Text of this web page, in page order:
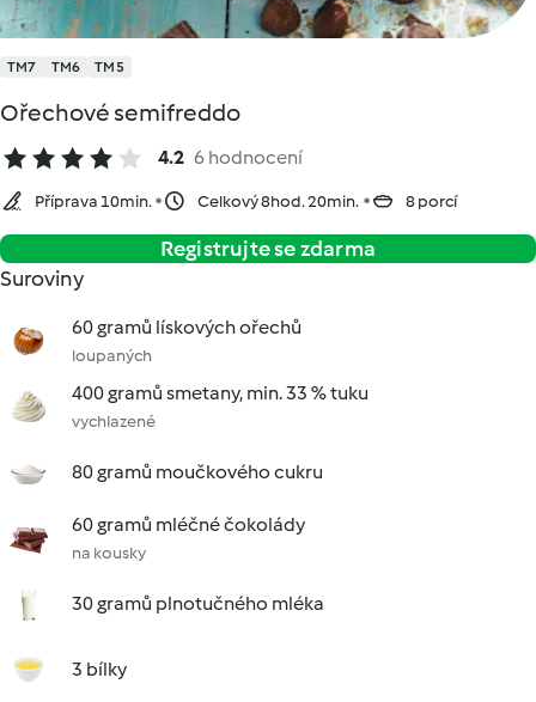
TM7 TM6 TM5
Ořechové semifreddo
4.2 6 hodnocení
Příprava 10min. Celkový 8hod. 20min. 8 porcí
Registrujte se zdarma
Suroviny
60 gramů lískových ořechů
loupaných
400 gramů smetany, min. 33 % tuku
vychlazené
80 gramů moučkového cukru
60 gramů mléčné čokolády
na kousky
30 gramů plnotučného mléka
3 bílky